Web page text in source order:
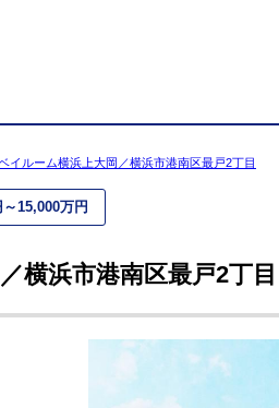
イルーム横浜上大岡／横浜市港南区最戸2丁目
15,000万円
横浜市港南区最戸2丁目